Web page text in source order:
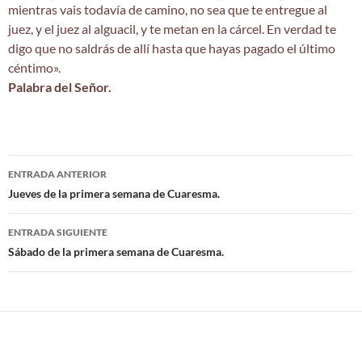
mientras vais todavía de camino, no sea que te entregue al
juez, y el juez al alguacil, y te metan en la cárcel. En verdad te
digo que no saldrás de allí hasta que hayas pagado el último
céntimo».
Palabra del Señor.
Navegación
de
entradas
ENTRADA ANTERIOR
Jueves de la primera semana de Cuaresma.
ENTRADA SIGUIENTE
Sábado de la primera semana de Cuaresma.